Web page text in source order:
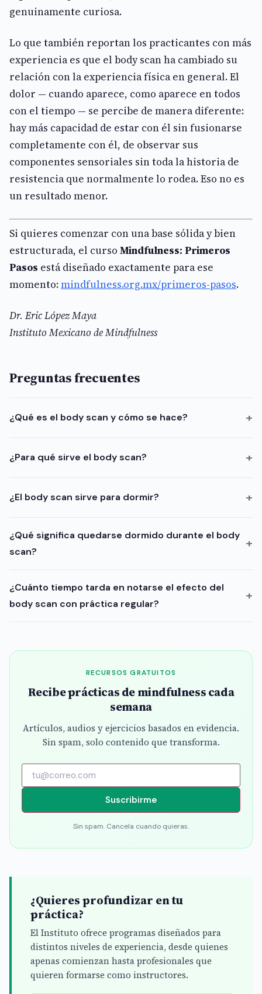
genuinamente curiosa.
Lo que también reportan los practicantes con más
experiencia es que el body scan ha cambiado su
relación con la experiencia física en general. El
dolor — cuando aparece, como aparece en todos
con el tiempo — se percibe de manera diferente:
hay más capacidad de estar con él sin fusionarse
completamente con él, de observar sus
componentes sensoriales sin toda la historia de
resistencia que normalmente lo rodea. Eso no es
un resultado menor.
Si quieres comenzar con una base sólida y bien
estructurada, el curso Mindfulness: Primeros
Pasos está diseñado exactamente para ese
momento:mindfulness.org.mx/primeros-pasos.
Dr. Eric López Maya
Instituto Mexicano de Mindfulness
Preguntas frecuentes
¿Qué es el body scan y cómo se hace?
¿Para qué sirve el body scan?
¿El body scan sirve para dormir?
¿Qué significa quedarse dormido durante el body
scan?
¿Cuánto tiempo tarda en notarse el efecto del
body scan con práctica regular?
RECURSOS GRATUITOS
Recibe prácticas de mindfulness cada
semana
Artículos, audios y ejercicios basados en evidencia.
Sin spam, solo contenido que transforma.
Suscribirme
Sin spam. Cancela cuando quieras.
¿Quieres profundizar en tu
práctica?
El Instituto ofrece programas diseñados para
distintos niveles de experiencia, desde quienes
apenas comienzan hasta profesionales que
quieren formarse como instructores.